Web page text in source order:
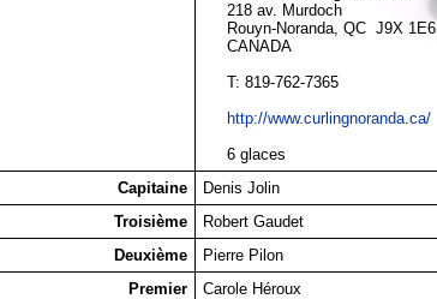
218 av. Murdoch
Rouyn-Noranda, QC J9X 1E6
CANADA
T: 819-762-7365
http://www.curlingnoranda.ca/
6 glaces
Capitaine
Denis Jolin
Troisième
Robert Gaudet
Deuxième
Pierre Pilon
Premier
Carole Héroux